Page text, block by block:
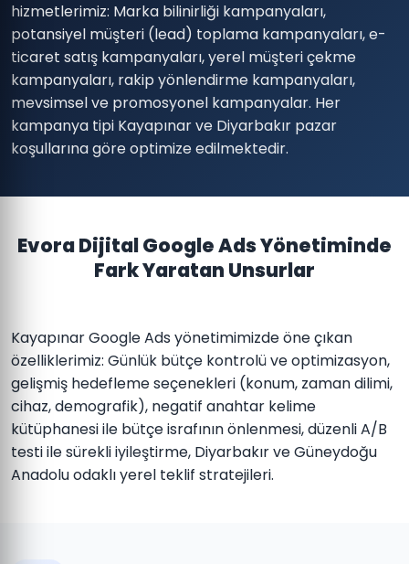
hizmetlerimiz: Marka bilinirliği kampanyaları,
potansiyel müşteri (lead) toplama kampanyaları, e-
ticaret satış kampanyaları, yerel müşteri çekme
kampanyaları, rakip yönlendirme kampanyaları,
mevsimsel ve promosyonel kampanyalar. Her
kampanya tipi Kayapınar ve Diyarbakır pazar
koşullarına göre optimize edilmektedir.
Evora Dijital Google Ads Yönetiminde
Fark Yaratan Unsurlar
Kayapınar Google Ads yönetimimizde öne çıkan
özelliklerimiz: Günlük bütçe kontrolü ve optimizasyon,
gelişmiş hedefleme seçenekleri (konum, zaman dilimi,
cihaz, demografik), negatif anahtar kelime
kütüphanesi ile bütçe israfının önlenmesi, düzenli A/B
testi ile sürekli iyileştirme, Diyarbakır ve Güneydoğu
Anadolu odaklı yerel teklif stratejileri.